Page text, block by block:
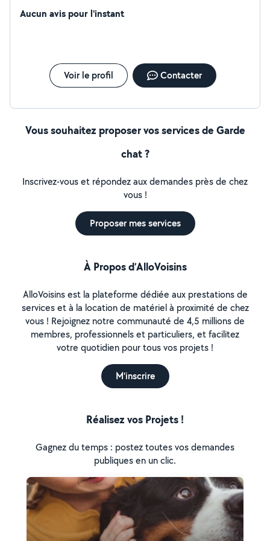
Aucun avis pour l'instant
Voir le profil Contacter
Vous souhaitez proposer vos services de Garde
chat ?
Inscrivez-vous et répondez aux demandes près de chez
vous !
Proposer mes services
À Propos d’AlloVoisins
AlloVoisins est la plateforme dédiée aux prestations de
services et à la location de matériel à proximité de chez
vous ! Rejoignez notre communauté de 4,5 millions de
membres, professionnels et particuliers, et facilitez
votre quotidien pour tous vos projets !
M'inscrire
Réalisez vos Projets !
Gagnez du temps : postez toutes vos demandes
publiques en un clic.